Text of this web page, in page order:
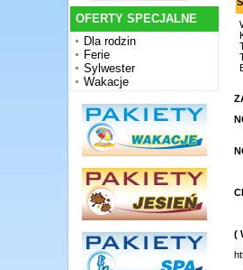
OFERTY SPECJALNE
Dla rodzin
Ferie
Sylwester
Wakacje
(